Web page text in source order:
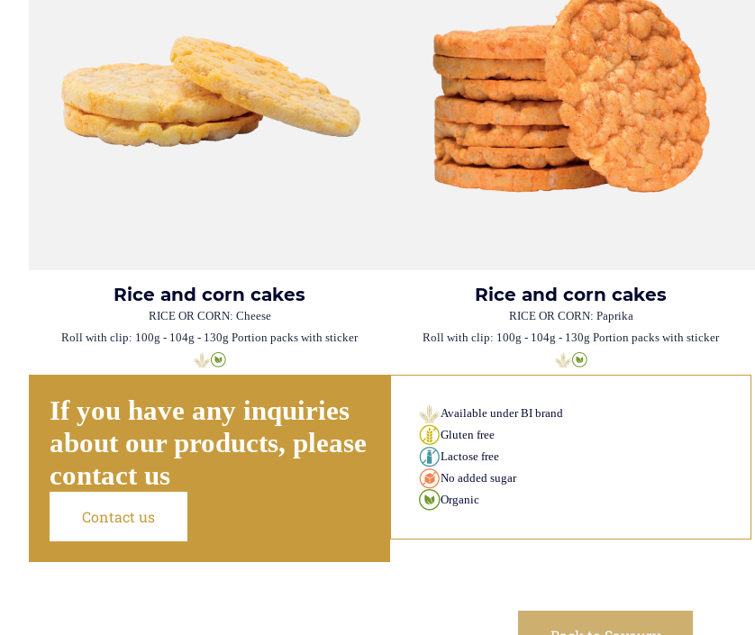
Rice and corn cakes
RICE OR CORN: Cheese
Roll with clip: 100g - 104g - 130g Portion packs with sticker
Rice and corn cakes
RICE OR CORN: Paprika
Roll with clip: 100g - 104g - 130g Portion packs with sticker
If you have any inquiries
about our products, please
contact us
Contact us
Available under BI brand
Gluten free
Lactose free
No added sugar
Organic